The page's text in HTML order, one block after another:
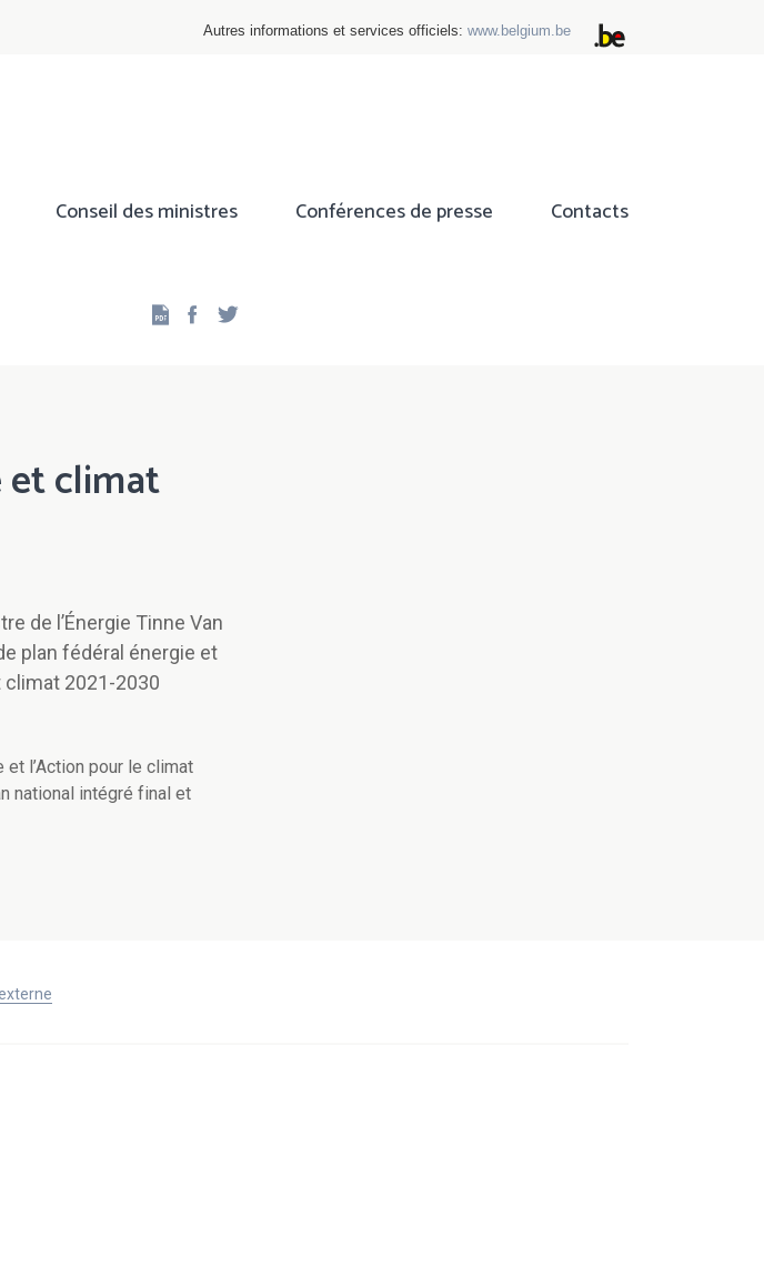
Autres informations et services officiels: www.belgium.be
Conseil des ministres Conférences de presse Contacts
Facebook
et climat
de l’Énergie Tinne Van
plan fédéral énergie et
climat 2021-2030
et l’Action pour le climat
national intégré final et